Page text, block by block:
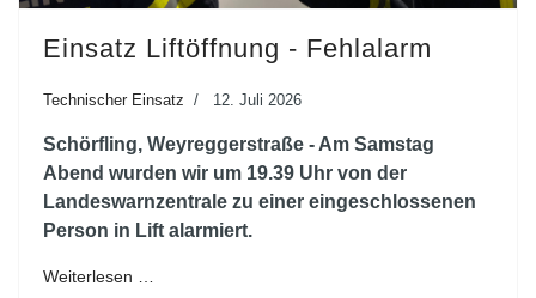
Einsatz Liftöffnung - Fehlalarm
Technischer Einsatz 12. Juli 2026
Schörfling, Weyreggerstraße - Am Samstag
Abend wurden wir um 19.39 Uhr von der
Landeswarnzentrale zu einer eingeschlossenen
Person in Lift alarmiert.
Weiterlesen …